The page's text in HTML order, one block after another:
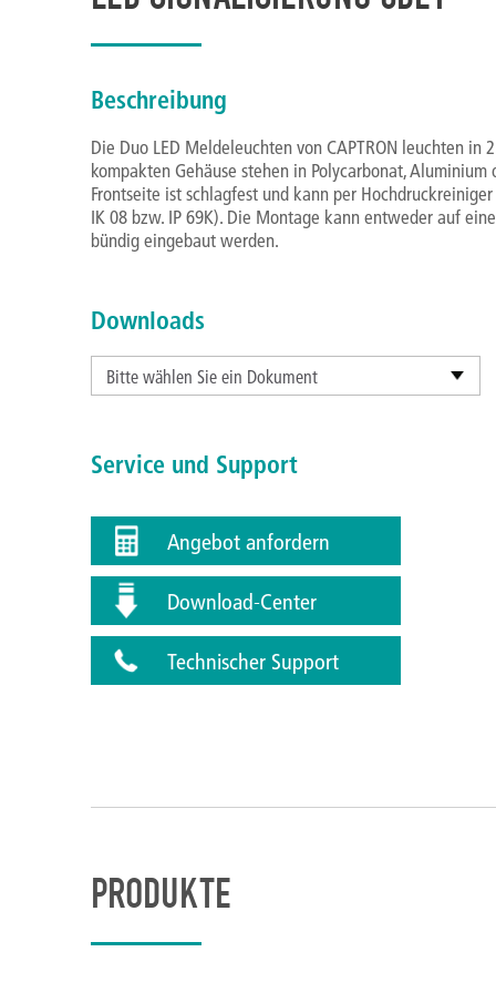
Beschreibung
Die Duo LED Meldeleuchten von CAPTRON leuchten in
kompakten Gehäuse stehen in Polycarbonat,
Frontseite ist schlagfest und kann per
IK 08 bzw. IP 69K). Die Montage kann entweder auf
bündig eingebaut werden.
Downloads
Bitte wählen Sie ein Dokument
Service und Support
Angebot anfordern
Download-Center
Technischer Support
PRODUKTE